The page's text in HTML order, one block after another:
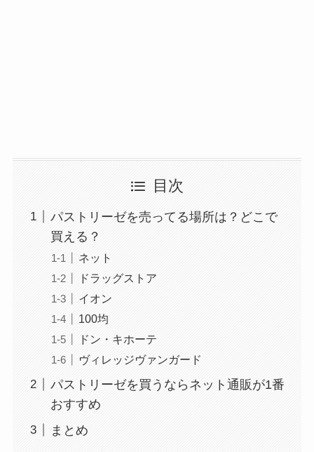
目次
パストリーゼを売ってる場所は？どこで
買える？
ネット
ドラッグストア
イオン
100均
ドン・キホーテ
ヴィレッジヴァンガード
パストリーゼを買うならネット通販が1番
おすすめ
まとめ